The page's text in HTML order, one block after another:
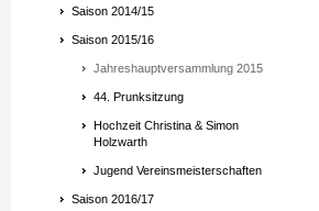
Saison 2014/15
Saison 2015/16
Jahreshauptversammlung 2015
44. Prunksitzung
Hochzeit Christina & Simon
Holzwarth
Jugend Vereinsmeisterschaften
Saison 2016/17